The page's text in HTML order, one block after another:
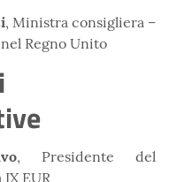
, Ministra consigliera –
Regno Unito
, Presidente del
EUR